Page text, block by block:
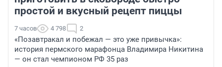
простой и вкусный рецепт пиццы
7 часов 4 798 2
«Позавтракал и побежал — это уже привычка»:
история пермского марафонца Владимира Никитина
— он стал чемпионом РФ 35 раз